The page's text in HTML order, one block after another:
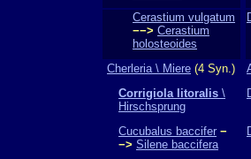
Cerastium vulgatum
−−> Cerastium
holosteoides
Cherleria \ Miere (4 Syn.)
Corrigiola litoralis \
Hirschsprung
Cucubalus baccifer −
−> Silene baccifera